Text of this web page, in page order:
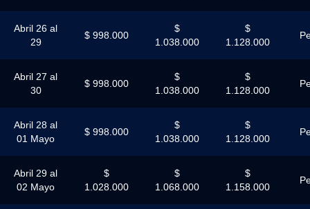
Abril 26 al
29
$ 998.000
$
1.038.000
$
1.128.000
Abril 27 al
30
$ 998.000
$
1.038.000
$
1.128.000
Abril 28 al
01 Mayo
$ 998.000
$
1.038.000
$
1.128.000
Abril 29 al
02 Mayo
$
1.028.000
$
1.068.000
$
1.158.000